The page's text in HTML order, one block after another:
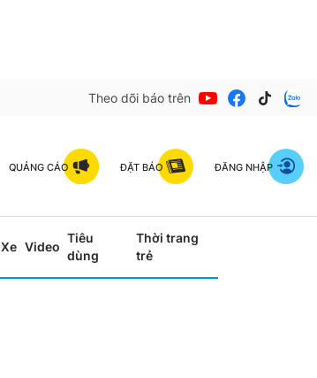
Theo dõi báo trên
QUẢNG CÁO ĐẶT BÁO ĐĂNG NHẬP
Xe Video
Tiêu
dùng
Thời trang
trẻ